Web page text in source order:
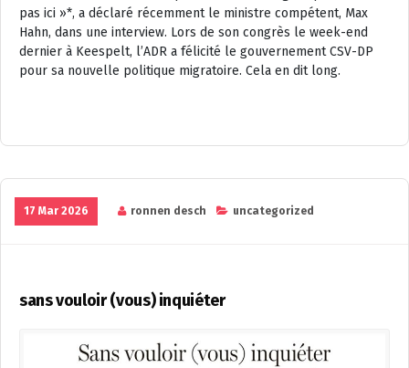
pas ici »*, a déclaré récemment le ministre compétent, Max
Hahn, dans une interview. Lors de son congrès le week-end
dernier à Keespelt, l’ADR a félicité le gouvernement CSV-DP
pour sa nouvelle politique migratoire. Cela en dit long.
17 Mar 2026 ronnen desch uncategorized
sans vouloir (vous) inquiéter